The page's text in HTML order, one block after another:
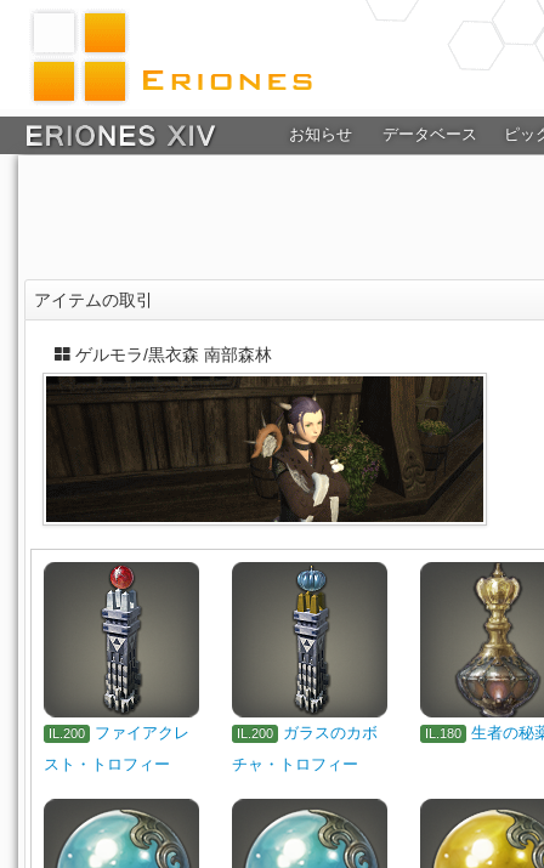
お知らせ データベース ピッ
アイテムの取引
ゲルモラ/黒衣森 南部森林
IL.200
ファイアクレ
スト・トロフィー
IL.200
ガラスのカボ
チャ・トロフィー
IL.180 生者の秘